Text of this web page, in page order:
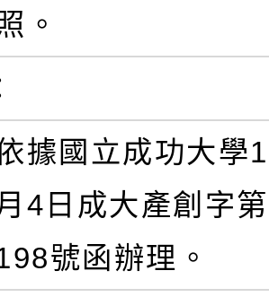
。
據國立成功大學
4日成大產創字
號函辦理。